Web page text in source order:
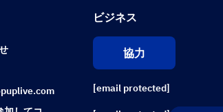
ビジネス
協力
[email protected]